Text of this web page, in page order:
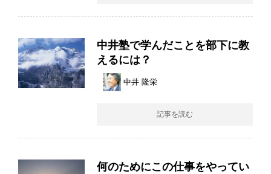
中井塾で学んだことを部下に教
えるには？
中井 隆栄
記事を読む
何のためにこの仕事をやってい